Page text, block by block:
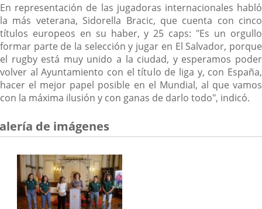
En representación de las jugadoras internacionales habló
la más veterana, Sidorella Bracic, que cuenta con cinco
títulos europeos en su haber, y 25 caps: "Es un orgullo
formar parte de la selección y jugar en El Salvador, porque
el rugby está muy unido a la ciudad, y esperamos poder
volver al Ayuntamiento con el título de liga y, con España,
hacer el mejor papel posible en el Mundial, al que vamos
con la máxima ilusión y con ganas de darlo todo", indicó.
de imágenes